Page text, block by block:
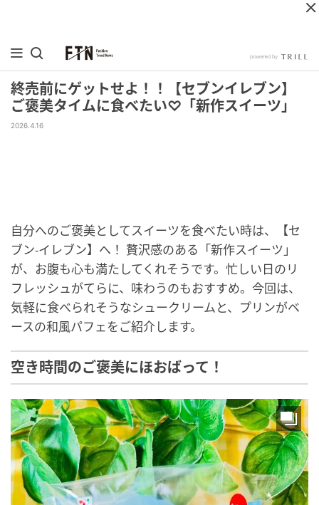
終売前にゲットせよ！！【セブンイレブン】
ご褒美タイムに食べたい♡「新作スイーツ」
2026.4.16
自分へのご褒美としてスイーツを食べたい時は、【セ
ブン-イレブン】へ！ 贅沢感のある「新作スイーツ」
が、お腹も心も満たしてくれそうです。忙しい日のリ
フレッシュがてらに、味わうのもおすすめ。今回は、
気軽に食べられそうなシュークリームと、プリンがベ
ースの和風パフェをご紹介します。
空き時間のご褒美にほおばって！